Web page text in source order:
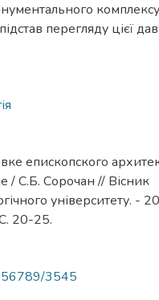
перегляду цієї
епископского
/ С.Б. Сорочан // Вісник
університету. -
20-25.
3545